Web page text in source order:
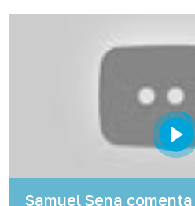
Samuel Sena